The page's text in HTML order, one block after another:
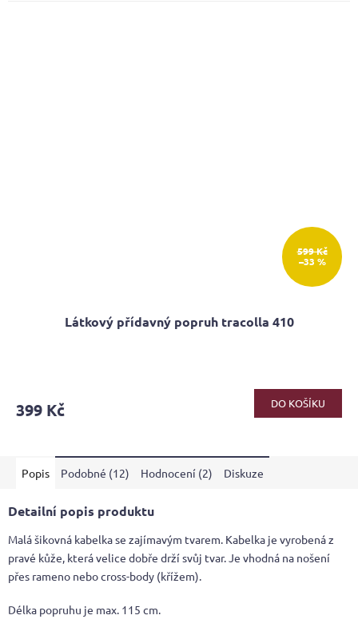
599 Kč
–33 %
Látkový přídavný popruh tracolla 410
je
hvězdiček.
399 Kč DO KOŠÍKU
Popis Podobné (12) Hodnocení (2) Diskuze
Detailní popis produktu
Malá šikovná kabelka se zajímavým tvarem. Kabelka je vyrobená z
pravé kůže, která velice dobře drží svůj tvar. Je vhodná na nošení
přes rameno nebo cross-body (křížem).
Délka popruhu je max. 115 cm.